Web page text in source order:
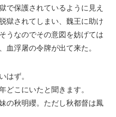
で保護されているように見え
獄されてしまい、魏王に助け
うなのでその意図を妨げては
血浮屠の令牌が出て来た。
はず。
どこにいたと聞きます。
の秋明纓。ただし秋都督は鳳